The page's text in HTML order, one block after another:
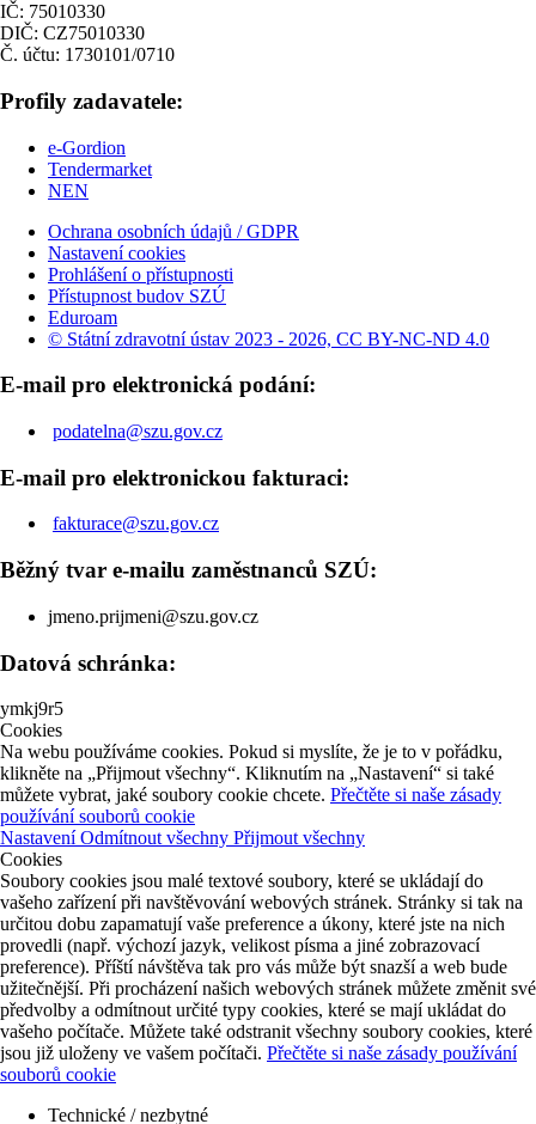
IČ: 75010330
DIČ: CZ75010330
Č. účtu: 1730101/0710
Profily zadavatele:
e-Gordion
Tendermarket
NEN
Ochrana osobních údajů / GDPR
Nastavení cookies
Prohlášení o přístupnosti
Přístupnost budov SZÚ
Eduroam
© Státní zdravotní ústav 2023 - 2026, CC BY-NC-ND 4.0
E-mail pro elektronická podání:
podatelna@szu.gov.cz
E-mail pro elektronickou fakturaci:
fakturace@szu.gov.cz
Běžný tvar e-mailu zaměstnanců SZÚ:
jmeno.prijmeni@szu.gov.cz
Datová schránka:
ymkj9r5
Cookies
Na webu používáme cookies. Pokud si myslíte, že je to v pořádku,
klikněte na „Přijmout všechny“. Kliknutím na „Nastavení“ si také
můžete vybrat, jaké soubory cookie chcete. Přečtěte si naše zásady
používání souborů cookie
NastaveníOdmítnout všechny Přijmout všechny
Cookies
Soubory cookies jsou malé textové soubory, které se ukládají do
vašeho zařízení při navštěvování webových stránek. Stránky si tak na
určitou dobu zapamatují vaše preference a úkony, které jste na nich
provedli (např. výchozí jazyk, velikost písma a jiné zobrazovací
preference). Příští návštěva tak pro vás může být snazší a web bude
užitečnější. Při procházení našich webových stránek můžete změnit své
předvolby a odmítnout určité typy cookies, které se mají ukládat do
vašeho počítače. Můžete také odstranit všechny soubory cookies, které
jsou již uloženy ve vašem počítači. Přečtěte si naše zásady používání
souborů cookie
Technické / nezbytné